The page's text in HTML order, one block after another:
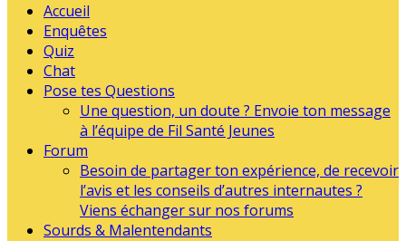
Accueil
Enquêtes
Quiz
Chat
Pose tes Questions
Une question, un doute ? Envoie ton message
à l’équipe de Fil Santé Jeunes
Forum
Besoin de partager ton expérience, de recevoir
l’avis et les conseils d’autres internautes ?
Viens échanger sur nos forums
Sourds & Malentendants